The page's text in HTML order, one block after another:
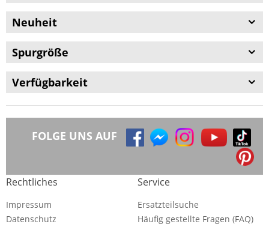
Neuheit
Spurgröße
Verfügbarkeit
FOLGE UNS AUF
Rechtliches
Impressum
Datenschutz
Service
Ersatzteilsuche
Häufig gestellte Fragen (FAQ)